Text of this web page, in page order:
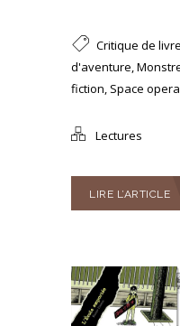
Critique de livre
d'aventure,
fiction, Space opera
Lectures
LIRE L’ARTICLE